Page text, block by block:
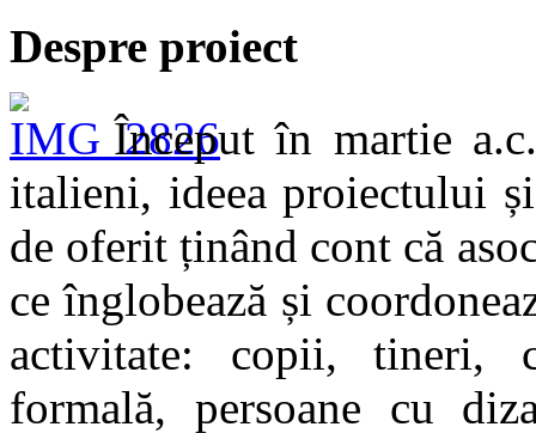
Despre proiect
Început în martie
italieni, ideea proiectului
de oferit ținând cont că
ce înglobează și
activitate: copii, tineri,
formală, persoane cu